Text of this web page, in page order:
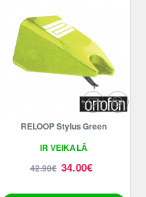
-21%
IR VEIKALĀ
RELOOP Stylus Green
34.00€
42.90€